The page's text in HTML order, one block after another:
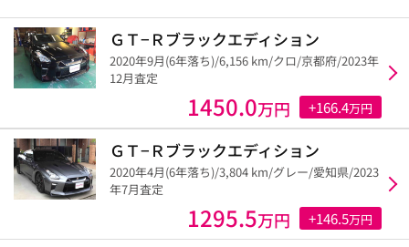
ＧＴ−Ｒブラックエディション
2020年9月(6年落ち)/6,156 km/クロ/京都府/2023年
12月査定
1450.0万円 +166.4万円
ＧＴ−Ｒブラックエディション
2020年4月(6年落ち)/3,804 km/グレー/愛知県/2023
年7月査定
1295.5万円 +146.5万円